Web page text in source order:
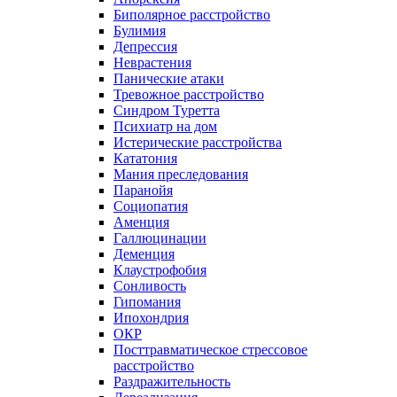
Биполярное расстройство
Булимия
Депрессия
Неврастения
Панические атаки
Тревожное расстройство
Синдром Туретта
Психиатр на дом
Истерические расстройства
Кататония
Мания преследования
Паранойя
Социопатия
Аменция
Галлюцинации
Деменция
Клаустрофобия
Сонливость
Гипомания
Ипохондрия
ОКР
Посттравматическое стрессовое
расстройство
Раздражительность